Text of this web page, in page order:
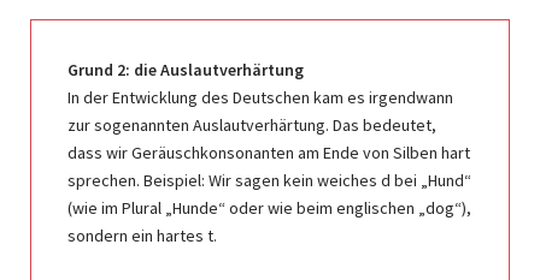
Grund 2: die Auslautverhärtung
In der Entwicklung des Deutschen kam es irgendwann
zur sogenannten Auslautverhärtung. Das bedeutet,
dass wir Geräuschkonsonanten am Ende von Silben hart
sprechen. Beispiel: Wir sagen kein weiches d bei „Hund“
(wie im Plural „Hunde“ oder wie beim englischen „dog“),
sondern ein hartes t.